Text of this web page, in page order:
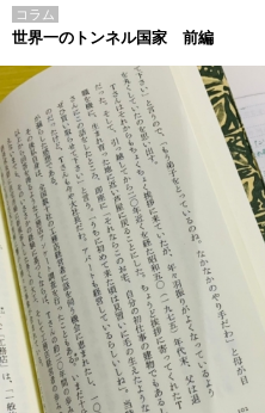
コラム
世界一のトンネル国家 前編